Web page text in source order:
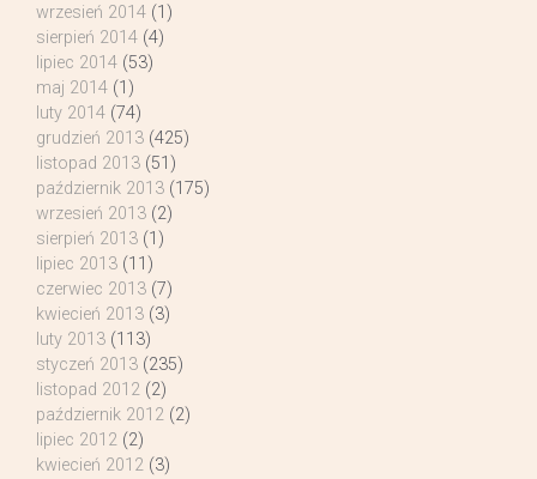
wrzesień 2014 (1)
sierpień 2014 (4)
lipiec 2014 (53)
maj 2014 (1)
luty 2014 (74)
grudzień 2013 (425)
listopad 2013 (51)
październik 2013 (175)
wrzesień 2013 (2)
sierpień 2013 (1)
lipiec 2013 (11)
czerwiec 2013 (7)
kwiecień 2013 (3)
luty 2013 (113)
styczeń 2013 (235)
listopad 2012 (2)
październik 2012 (2)
lipiec 2012 (2)
kwiecień 2012 (3)